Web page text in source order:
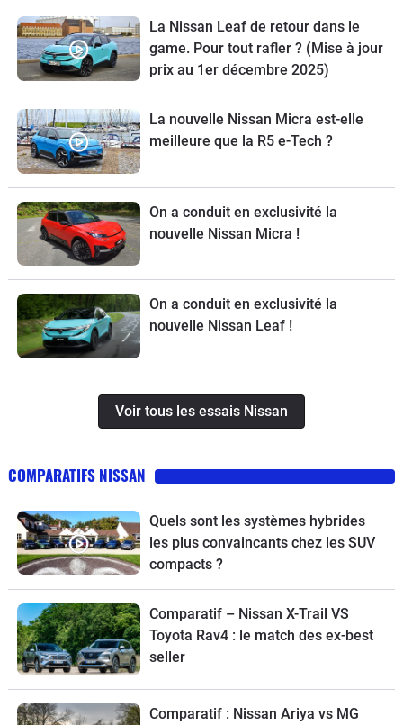
La Nissan Leaf de retour dans le
game. Pour tout rafler ? (Mise à jour
prix au 1er décembre 2025)
La nouvelle Nissan Micra est-elle
meilleure que la R5 e-Tech ?
On a conduit en exclusivité la
nouvelle Nissan Micra !
On a conduit en exclusivité la
nouvelle Nissan Leaf !
Voir tous les essais Nissan
COMPARATIFS NISSAN
Quels sont les systèmes hybrides
les plus convaincants chez les SUV
compacts ?
Comparatif – Nissan X-Trail VS
Toyota Rav4 : le match des ex-best
seller
Comparatif : Nissan Ariya vs MG